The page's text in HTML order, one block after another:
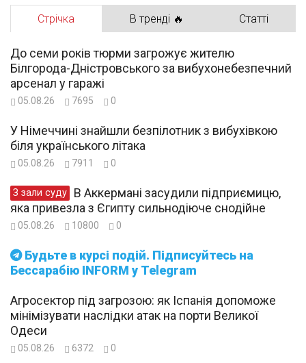
Стрічка В тренді 🔥 Статті
Будьте в курсі подій. Підписуйтесь на
Бессарабію INFORM у Telegram
До семи років тюрми загрожує жителю
Білгорода-Дністровського за вибухонебезпечний
арсенал у гаражі
05.08.26 7695 0
У Німеччині знайшли безпілотник з вибухівкою
біля українського літака
05.08.26 7911 0
З зали суду
яка привезла з Єгипту сильнодіюче снодійне
05.08.26 10800 0
Агросектор під загрозою: як Іспанія допоможе
мінімізувати наслідки атак на порти Великої
Одеси
05.08.26 6372 0